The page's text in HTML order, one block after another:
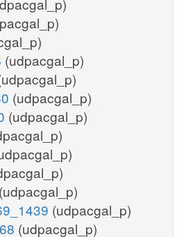
(udpacgal_p)
(udpacgal_p)
(udpacgal_p)
(udpacgal_p)
(udpacgal_p)
(udpacgal_p)